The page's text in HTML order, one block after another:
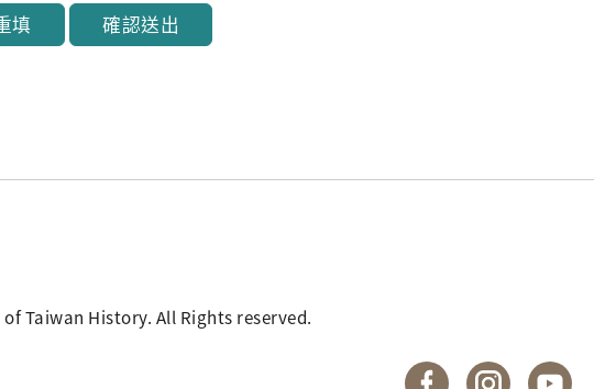
填 確認送出
Taiwan History. All Rights reserved.
國立臺灣歷史博
國立臺灣